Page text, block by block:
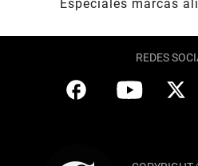
Especiales marcas
REDES